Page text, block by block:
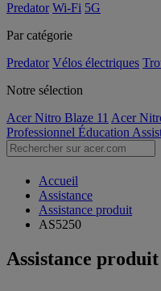
Predator Wi-Fi 5G
Par catégorie
Predator Vélos électriques
Notre sélection
Acer Nitro Blaze 11 Acer
Professionnel Éducation
Accueil
Assistance
Assistance produit
AS5250
Assistance produit